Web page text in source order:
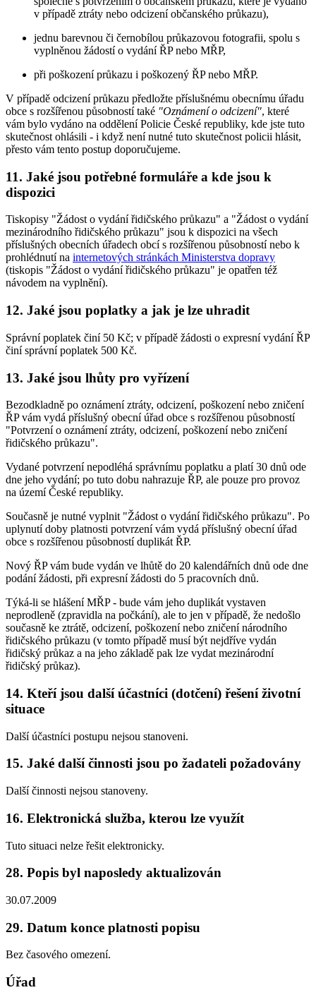
v případě ztráty nebo odcizení občanského průkazu),
jednu barevnou či černobílou průkazovou fotografii, spolu s
vyplněnou žádostí o vydání ŘP nebo MŘP,
při poškození průkazu i poškozený ŘP nebo MŘP.
V případě odcizení průkazu předložte příslušnému obecnímu úřadu
obce s rozšířenou působností také "Oznámení o odcizení", které
vám bylo vydáno na oddělení Policie České republiky, kde jste tuto
skutečnost ohlásili - i když není nutné tuto skutečnost policii hlásit,
přesto vám tento postup doporučujeme.
11. Jaké jsou potřebné formuláře a kde jsou k
dispozici
Tiskopisy "Žádost o vydání řidičského průkazu" a "Žádost o vydání
mezinárodního řidičského průkazu" jsou k dispozici na všech
příslušných obecních úřadech obcí s rozšířenou působností nebo k
prohlédnutí na internetových stránkách Ministerstva dopravy
(tiskopis "Žádost o vydání řidičského průkazu" je opatřen též
návodem na vyplnění).
12. Jaké jsou poplatky a jak je lze uhradit
Správní poplatek činí 50 Kč; v případě žádosti o expresní vydání ŘP
činí správní poplatek 500 Kč.
13. Jaké jsou lhůty pro vyřízení
Bezodkladně po oznámení ztráty, odcizení, poškození nebo zničení
ŘP vám vydá příslušný obecní úřad obce s rozšířenou působností
"Potvrzení o oznámení ztráty, odcizení, poškození nebo zničení
řidičského průkazu".
Vydané potvrzení nepodléhá správnímu poplatku a platí 30 dnů ode
dne jeho vydání; po tuto dobu nahrazuje ŘP, ale pouze pro provoz
na území České republiky.
Současně je nutné vyplnit "Žádost o vydání řidičského průkazu". Po
uplynutí doby platnosti potvrzení vám vydá příslušný obecní úřad
obce s rozšířenou působností duplikát ŘP.
Nový ŘP vám bude vydán ve lhůtě do 20 kalendářních dnů ode dne
podání žádosti, při expresní žádosti do 5 pracovních dnů.
Týká-li se hlášení MŘP - bude vám jeho duplikát vystaven
neprodleně (zpravidla na počkání), ale to jen v případě, že nedošlo
současně ke ztrátě, odcizení, poškození nebo zničení národního
řidičského průkazu (v tomto případě musí být nejdříve vydán
řidičský průkaz a na jeho základě pak lze vydat mezinárodní
řidičský průkaz).
14. Kteří jsou další účastníci (dotčení) řešení životní
situace
Další účastníci postupu nejsou stanoveni.
15. Jaké další činnosti jsou po žadateli požadovány
Další činnosti nejsou stanoveny.
16. Elektronická služba, kterou lze využít
Tuto situaci nelze řešit elektronicky.
28. Popis byl naposledy aktualizován
30.07.2009
29. Datum konce platnosti popisu
Bez časového omezení.
Úřad